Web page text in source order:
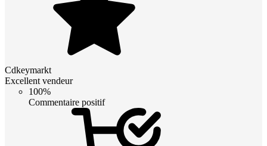
Cdkeymarkt
Excellent vendeur
100%
Commentaire positif